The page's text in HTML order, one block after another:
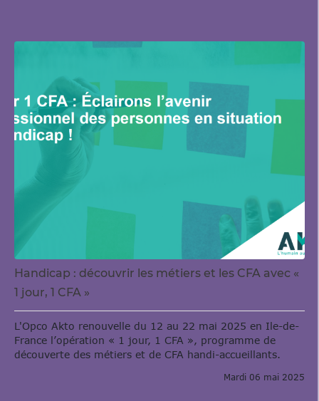
Handicap : découvrir les métiers et les CFA avec «
1 jour, 1 CFA »
L'Opco Akto renouvelle du 12 au 22 mai 2025 en Ile-de-
France l’opération « 1 jour, 1 CFA », programme de
découverte des métiers et de CFA handi-accueillants.
Mardi 06 mai 2025